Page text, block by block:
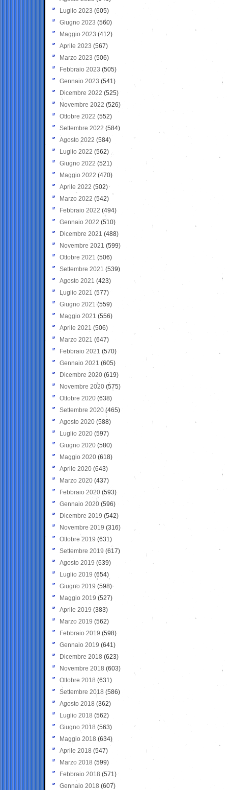
Luglio 2023 (605)
Giugno 2023 (560)
Maggio 2023 (412)
Aprile 2023 (567)
Marzo 2023 (506)
Febbraio 2023 (505)
Gennaio 2023 (541)
Dicembre 2022 (525)
Novembre 2022 (526)
Ottobre 2022 (552)
Settembre 2022 (584)
Agosto 2022 (584)
Luglio 2022 (562)
Giugno 2022 (521)
Maggio 2022 (470)
Aprile 2022 (502)
Marzo 2022 (542)
Febbraio 2022 (494)
Gennaio 2022 (510)
Dicembre 2021 (488)
Novembre 2021 (599)
Ottobre 2021 (506)
Settembre 2021 (539)
Agosto 2021 (423)
Luglio 2021 (577)
Giugno 2021(559)
Maggio 2021 (556)
Aprile 2021 (506)
Marzo 2021 (647)
Febbraio 2021 (570)
Gennaio 2021 (605)
Dicembre 2020 (619)
Novembre 2020 (575)
Ottobre 2020 (638)
Settembre 2020(465)
Agosto 2020 (588)
Luglio 2020 (597)
Giugno 2020 (580)
Maggio 2020 (618)
Aprile 2020 (643)
Marzo 2020 (437)
Febbraio 2020 (593)
Gennaio 2020 (596)
Dicembre 2019 (542)
Novembre 2019 (316)
Ottobre 2019 (631)
Settembre 2019 (617)
Agosto 2019 (639)
Luglio 2019 (654)
Giugno 2019 (598)
Maggio 2019 (527)
Aprile 2019 (383)
Marzo 2019 (562)
Febbraio 2019 (598)
Gennaio 2019 (641)
Dicembre 2018 (623)
Novembre 2018 (603)
Ottobre 2018 (631)
Settembre 2018 (586)
Agosto 2018 (362)
Luglio 2018 (562)
Giugno 2018 (563)
Maggio 2018 (634)
Aprile 2018 (547)
Marzo 2018 (599)
Febbraio 2018 (571)
Gennaio 2018 (607)